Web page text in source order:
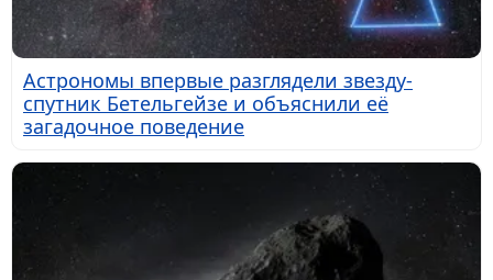
Астрономы впервые разглядели звезду-
спутник Бетельгейзе и объяснили её
загадочное поведение